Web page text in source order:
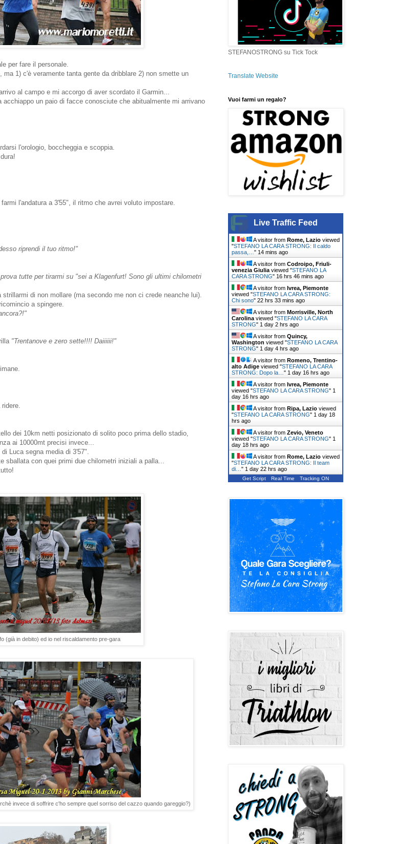
per fare il personale.
ma 1) c'è veramente tanta gente da dribblare 2) non smette un
al campo e mi accorgo di aver scordato il Garmin...
un paio di facce conosciute che abitualmente mi arrivano
l'orologio, boccheggia e scoppia.
l'andatura a 3'55", il ritmo che avrei voluto impostare.
riprendi il tuo ritmo!"
tutte per tirarmi su "sei a Klagenfurt! Sono gli ultimi chilometri
di non mollare (ma secondo me non ci crede neanche lui).
a spingere.
"Trentanove e zero sette!!!! Daiiiiii!"
dei 10km netti posizionato di solito poco prima dello stadio,
ai 10000mt precisi invece...
Luca segna media di 3'57".
sballata con quei primi due chilometri iniziali a palla...
(già in debito) ed io nel riscaldamento pre-gara
invece di soffrire c'ho sempre quel sorriso del cazzo quando gareggio?)
STEFANOSTRONG su Tick Tock
Translate Website
Vuoi farmi un regalo?
Live Traffic Feed
A visitor from Rome, Lazio viewed
"STEFANO LA CARA STRONG: Il caldo
passa,… " 14 mins ago
A visitor from Codroipo, Friuli-
venezia Giulia viewed "STEFANO LA
CARA STRONG" 16 hrs 46 mins ago
A visitor from Ivrea, Piemonte
viewed "STEFANO LA CARA STRONG:
Chi sono" 22 hrs 33 mins ago
A visitor from Morrisville, North
Carolina viewed "STEFANO LA CARA
STRONG" 1 day 2 hrs ago
A visitor from Quincy,
Washington viewed "STEFANO LA CARA
STRONG" 1 day 4 hrs ago
A visitor from Romeno, Trentino-
alto Adige viewed "STEFANO LA CARA
STRONG: Dopo la… " 1 day 16 hrs ago
A visitor from Ivrea, Piemonte
viewed "STEFANO LA CARA STRONG" 1
day 16 hrs ago
A visitor from Ripa, Lazio viewed
"STEFANO LA CARA STRONG" 1 day 18
hrs ago
A visitor from Zevio, Veneto
viewed "STEFANO LA CARA STRONG" 1
day 18 hrs ago
A visitor from Rome, Lazio viewed
"STEFANO LA CARA STRONG: Il team
di… " 1 day 22 hrs ago
Get Script Real Time Tracking ON